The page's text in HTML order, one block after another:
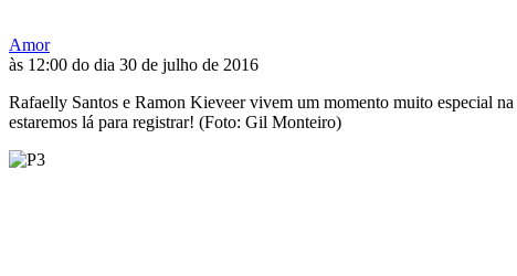
Amor
às 12:00 do dia 30 de julho de 2016
Rafaelly Santos e Ramon Kieveer vivem um momento muito especial
estaremos lá para registrar! (Foto: Gil Monteiro)